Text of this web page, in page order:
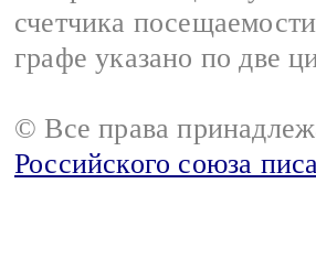
счетчика
графе указано по две
© Все права
Российского союза